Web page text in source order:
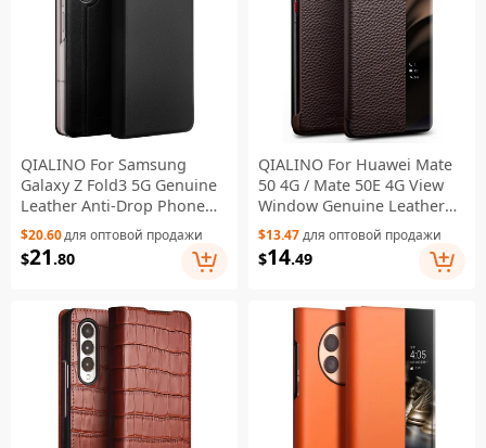
QIALINO For Samsung
Galaxy Z Fold3 5G Genuine
Leather Anti-Drop Phone
Case Foldable Stand Card
Holder Full Protection
Cover - Black
$20.60для оптовой продажи
$21 .80
QIALINO For Huawei Mate
50 4G / Mate 50E 4G View
Window Genuine Leather
Touch Slide Button Phone
Case with Auto Wake /
Sleep - Dark Brown
$13.47для оптовой продажи
$14.49